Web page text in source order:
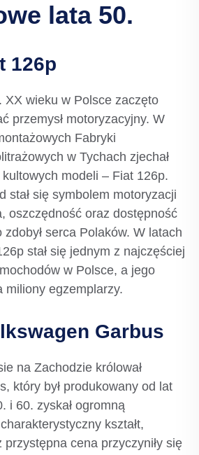
lata 50.
126p
XX wieku w Polsce zaczęto
przemysł motoryzacyjny. W
Fabryki
w Tychach zjechał
modeli – Fiat 126p.
stał się symbolem motoryzacji
oszczędność oraz dostępność
zdobył serca Polaków. W latach
stał się jednym z najczęściej
w Polsce, a jego
miliony egzemplarzy.
Garbus
na Zachodzie królował
który był produkowany od lat
i 60. zyskał ogromną
kształt,
cena przyczyniły się